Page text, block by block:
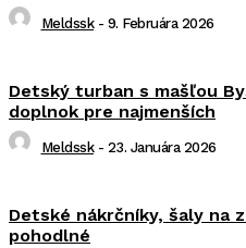
Meldssk - 9. Februára 2026
Detský turban s mašľou
doplnok pre najmenších
Meldssk - 23. Januára 2026
Detské nákrčníky, šaly na
pohodlné